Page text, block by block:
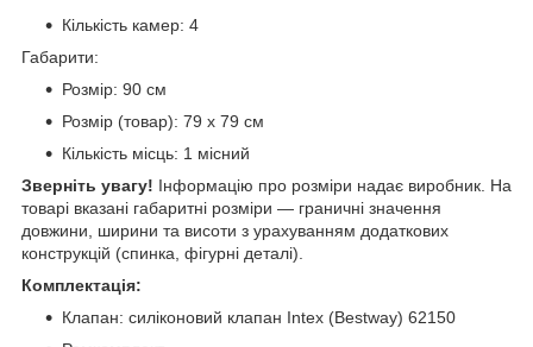
Кількість камер: 4
Габарити:
Розмір: 90 см
Розмір (товар): 79 х 79 см
Кількість місць: 1 місний
Зверніть увагу! Інформацію про розміри надає виробник. На
товарі вказані габаритні розміри — граничні значення
довжини, ширини та висоти з урахуванням додаткових
конструкцій (спинка, фігурні деталі).
Комплектація:
Клапан: силіконовий клапан Intex (Bestway) 62150